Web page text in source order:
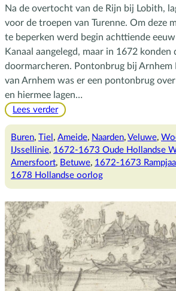
Na de overtocht van de Rijn bij Lobith,
voor de troepen van Turenne. Om deze
te beperken werd begin achttiende
Kanaal aangelegd, maar in 1672 konden
doormarcheren. Pontonbrug bij Arnhem
van Arnhem was er een pontonbrug
en hiermee lagen…
Lees verder:
naar
de
Betuwe
en
Buren, Tiel , Ameide, Naarden, Veluwe,
IJssellinie, 1672-1673 Oude Hollandse
Amersfoort, Betuwe, 1672-1673
1678 Hollandse oorlog